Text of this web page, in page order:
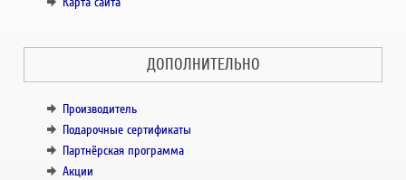
ДОПОЛНИТЕЛЬНО
Производитель
Подарочные сертификаты
Партнёрская программа
Акции